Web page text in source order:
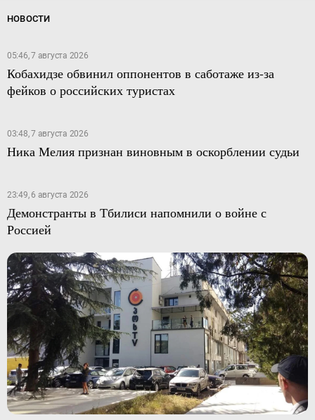
НОВОСТИ
05:46, 7 августа 2026
Кобахидзе обвинил оппонентов в саботаже из-за
фейков о российских туристах
03:48, 7 августа 2026
Ника Мелия признан виновным в оскорблении судьи
23:49, 6 августа 2026
Демонстранты в Тбилиси напомнили о войне с
Россией